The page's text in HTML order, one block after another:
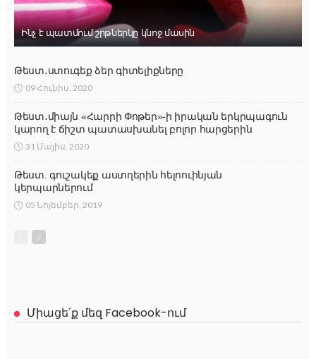
Ինչ է պատմում շրթներկը կնոջ մասին
Թեստ․ստուգեք ձեր գիտելիքները
09 Հունիս, 2020
Թեստ․միայն «Հարրի Փոթեր»-ի իրական երկրպագուն
կարող է ճիշտ պատասխանել բոլոր հարցերին
31 Մայիս, 2020
Թեստ. գուշակեք աստղերին հելոուինյան
կերպարներում
05 Նոյեմբեր, 2019
Միացե՛ք մեզ Facebook-ում